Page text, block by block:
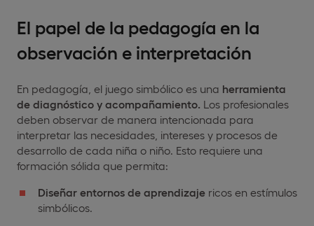
El papel de la pedagogía en la
observación e interpretación
En pedagogía, el juego simbólico es una herramienta
de diagnóstico y acompañamiento. Los profesionales
deben observar de manera intencionada para
interpretar las necesidades, intereses y procesos de
desarrollo de cada niña o niño. Esto requiere una
formación sólida que permita:
Diseñar entornos de aprendizaje ricos en estímulos
simbólicos.